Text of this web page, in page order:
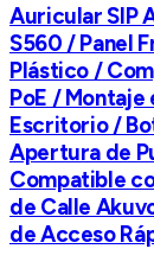
Auricular SIP
S560 / Panel
Plástico /
PoE / Montaje
Escritorio /
Apertura de
Compatible
de Calle
de Acceso